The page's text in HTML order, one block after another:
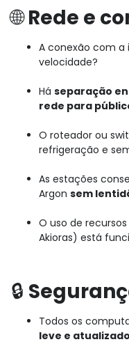
🌐Rede e
A conexão com
velocidade?
Há separação
rede para
O roteador ou
refrigeração e
As estações
Argon sem
O uso de
Akioras) está
🔒
Todos os
leve e atualizado